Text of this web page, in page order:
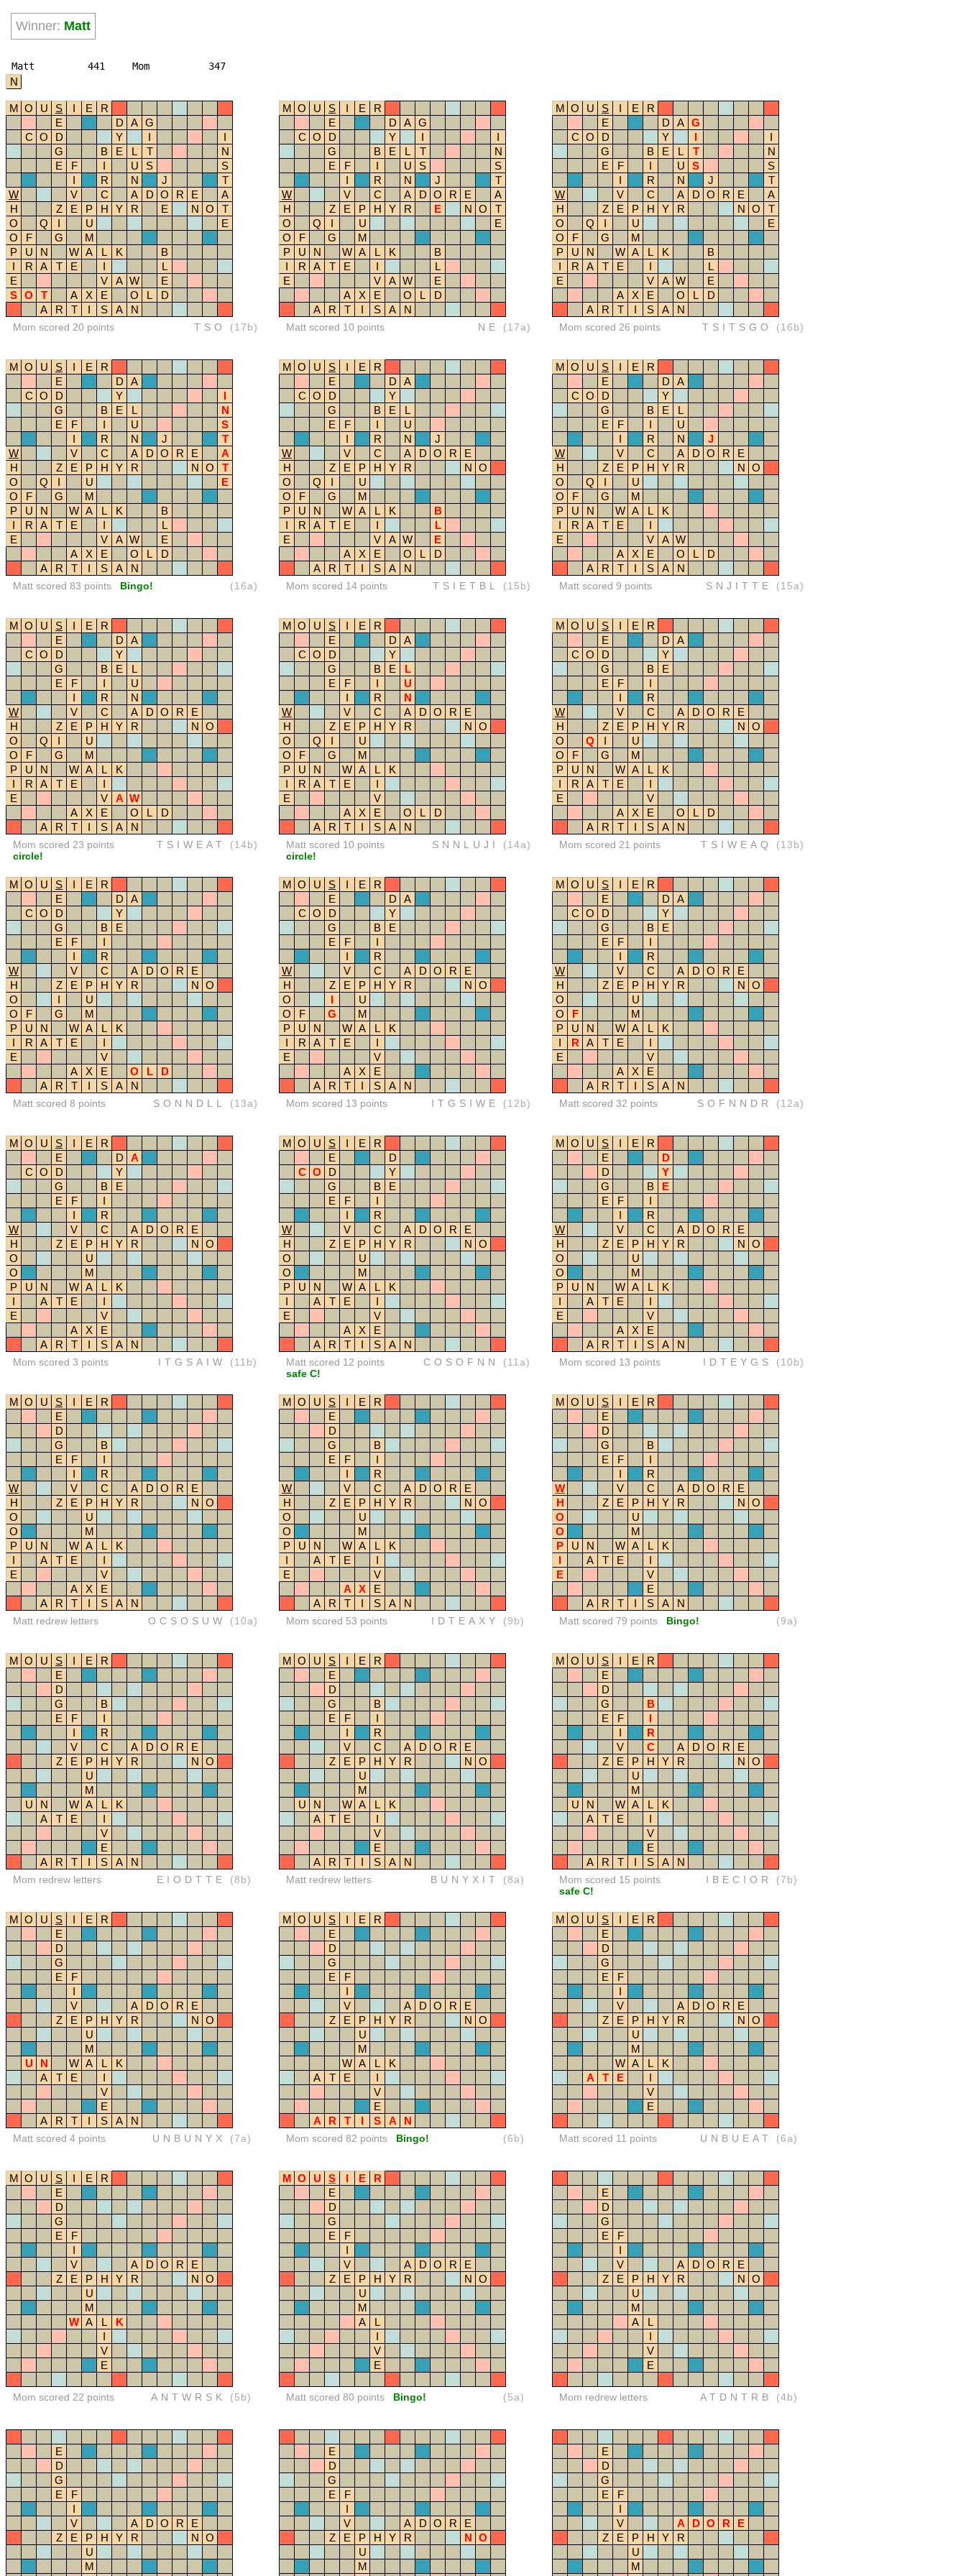
Winner: Matt
Matt 441
N
Mom 347
M O U S I E
R
E
D A G
C O D Y I
I
G
B E L T
N
E
F I U S
S
I
R N J
T
W
V C A D O R E
A
H
Z E P H Y R E N O
T
O
Q I U
E
O
F G
M
P
U N W A L K
B
I
R A T E I
L
E
V A W
E
S O T A X E O L
D
A
R T I S A N
Mom scored 20 points TSO (17b)
M O U S I E
R
E
D A G
C O D Y I
I
G
B E L T
N
E
F I U S
S
I
R N J
T
W
V C A D O R E
A
H
Z E P H Y R E N O
T
O
Q I U
E
O
F G
M
P
U N W A L K
B
I
R A T E I
L
E
V A W
E
A
X E O L
D
A
R T I S A N
Matt scored 10 points NE (17a)
M O U S I E
R
E
D A G
C O D Y I
I
G
B E L T
N
E
F I U S
S
I
R N J
T
W
V C A D O R E
A
H
Z E P H Y R N O
T
O
Q I U
E
O
F G
M
P
U N W A L K
B
I
R A T E I
L
E
V A W
E
A
X E O L
D
A
R T I S A N
Mom scored 26 points TSITSGO (16b)
M O U S I E
R
E
D
A
C O D Y
I
G
B E L
N
E
F I U
S
I
R N J
T
W
V C A D O R E
A
H
Z E P H Y R N O
T
O
Q I U
E
O
F G
M
P
U N W A L K
B
I
R A T E I
L
E
V A W
E
A
X E O L
D
A
R T I S A N
Matt scored 83 points Bingo! (16a)
M O U S I E
R
E
D
A
C O D
Y
G
B E
L
E
F I
U
I
R N
J
W
V C A D O R
E
H
Z E P H Y R N O
O
Q I
U
O
F G
M
P
U N W A L K
B
I
R A T E I
L
E
V A W
E
A
X E O L
D
A
R T I S A N
Mom scored 14 points TSIETBL (15b)
M O U S I E
R
E
D
A
C O D
Y
G
B E
L
E
F I
U
I
R N
J
W
V C A D O R
E
H
Z E P H Y R N O
O
Q I
U
O
F G
M
P
U N W A L
K
I
R A T E
I
E
V A W
A
X E O L
D
A
R T I S A N
Matt scored 9 points SNJITTE (15a)
M O U S I E
R
E
D
A
C O D
Y
G
B E
L
E
F I
U
I
R
N
W
V C A D O R
E
H
Z E P H Y R N O
O
Q I
U
O
F G
M
P
U N W A L
K
I
R A T E
I
E
V A W
A
X E O L
D
A
R T I S A N
Mom scored 23 points
circle!
TSIWEAT (14b)
M O U S I E
R
E
D
A
C O D
Y
G
B E
L
E
F I
U
I
R
N
W
V C A D O R
E
H
Z E P H Y R N O
O
Q I
U
O
F G
M
P
U N W A L
K
I
R A T E
I
E
V
A
X E O L
D
A
R T I S A N
Matt scored 10 points
circle!
SNNLUJI (14a)
M O U S I E
R
E
D
A
C O D
Y
G
B
E
E
F
I
I
R
W
V C A D O R
E
H
Z E P H Y R N O
O
Q I
U
O
F G
M
P
U N W A L
K
I
R A T E
I
E
V
A
X E O L
D
A
R T I S A N
Mom scored 21 points TSIWEAQ (13b)
M O U S I E
R
E
D
A
C O D
Y
G
B
E
E
F
I
I
R
W
V C A D O R
E
H
Z E P H Y R N O
O
I
U
O
F G
M
P
U N W A L
K
I
R A T E
I
E
V
A
X E O L
D
A
R T I S A N
Matt scored 8 points SONNDLL (13a)
M O U S I E
R
E
D
A
C O D
Y
G
B
E
E
F
I
I
R
W
V C A D O R
E
H
Z E P H Y R N O
O
I
U
O
F G
M
P
U N W A L
K
I
R A T E
I
E
V
A
X
E
A
R T I S A N
Mom scored 13 points ITGSIWE (12b)
M O U S I E
R
E
D
A
C O D
Y
G
B
E
E
F
I
I
R
W
V C A D O R
E
H
Z E P H Y R N O
O
U
O
F
M
P
U N W A L
K
I
R A T E
I
E
V
A
X
E
A
R T I S A N
Matt scored 32 points SOFNNDR (12a)
M O U S I E
R
E
D
A
C O D
Y
G
B
E
E
F
I
I
R
W
V C A D O R
E
H
Z E P H Y R N O
O
U
O
M
P
U N W A L
K
I
A T E
I
E
V
A
X
E
A
R T I S A N
Mom scored 3 points ITGSAIW (11b)
M O U S I E
R
E
D
C O D
Y
G
B
E
E
F
I
I
R
W
V C A D O R
E
H
Z E P H Y R N O
O
U
O
M
P
U N W A L
K
I
A T E
I
E
V
A
X
E
A
R T I S A N
Matt scored 12 points
safe C!
COSOFNN (11a)
M O U S I E
R
E
D
D
Y
G
B
E
E
F
I
I
R
W
V C A D O R
E
H
Z E P H Y R N O
O
U
O
M
P
U N W A L
K
I
A T E
I
E
V
A
X
E
A
R T I S A N
Mom scored 13 points IDTEYGS (10b)
M O U S I E
R
E
D
G
B
E
F
I
I
R
W
V C A D O R
E
H
Z E P H Y R N O
O
U
O
M
P
U N W A L
K
I
A T E
I
E
V
A
X
E
A
R T I S A N
Matt redrew letters OCSOSUW (10a)
M O U S I E
R
E
D
G
B
E
F
I
I
R
W
V C A D O R
E
H
Z E P H Y R N O
O
U
O
M
P
U N W A L
K
I
A T E
I
E
V
A
X
E
A
R T I S A N
Mom scored 53 points IDTEAXY (9b)
M O U S I E
R
E
D
G
B
E
F
I
I
R
W
V C A D O R
E
H
Z E P H Y R N O
O
U
O
M
P
U N W A L
K
I
A T E
I
E
V
E
A
R T I S A N
Matt scored 79 points Bingo! (9a)
M O U S I E
R
E
D
G
B
E
F
I
I
R
V
C A D O R
E
Z
E P H Y R N O
U
M
U
N W A L
K
A
T E
I
V
E
A
R T I S A N
Mom redrew letters EIODTTE (8b)
M O U S I E
R
E
D
G
B
E
F
I
I
R
V
C A D O R
E
Z
E P H Y R N O
U
M
U
N W A L
K
A
T E
I
V
E
A
R T I S A N
Matt redrew letters BUNYXIT (8a)
M O U S I E
R
E
D
G
B
E
F
I
I
R
V
C A D O R
E
Z
E P H Y R N O
U
M
U
N W A L
K
A
T E
I
V
E
A
R T I S A N
Mom scored 15 points
safe C!
IBECIOR (7b)
M O U S I E
R
E
D
G
E
F
I
V
A D O R
E
Z
E P H Y R N O
U
M
U
N W A L
K
A
T E
I
V
E
A
R T I S A N
Matt scored 4 points UNBUNYX (7a)
M O U S I E
R
E
D
G
E
F
I
V
A D O R
E
Z
E P H Y R N O
U
M
W A L
K
A
T E
I
V
E
A
R T I S A N
Mom scored 82 points Bingo! (6b)
M O U S I E
R
E
D
G
E
F
I
V
A D O R
E
Z
E P H Y R N O
U
M
W A L
K
A
T E
I
V
E
Matt scored 11 points UNBUEAT (6a)
M O U S I E
R
E
D
G
E
F
I
V
A D O R
E
Z
E P H Y R N O
U
M
W A L
K
I
V
E
Mom scored 22 points ANTWRSK (5b)
M O U S I E
R
E
D
G
E
F
I
V
A D O R
E
Z
E P H Y R N O
U
M
A
L
I
V
E
Matt scored 80 points Bingo! (5a)
E
D
G
E
F
I
V
A D O R
E
Z
E P H Y R N O
U
M
A
L
I
V
E
Mom redrew letters ATDNTRB (4b)
E
D
G
E
F
I
V
A D O R
E
Z
E P H Y R N O
U
M
E
D
G
E
F
I
V
A D O R
E
Z
E P H Y R N O
U
M
E
D
G
E
F
I
V
A D O R
E
Z
E P H Y
R
U
M